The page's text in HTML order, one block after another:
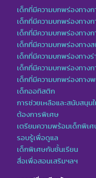
เด็กที่มีความบกพร่องทางก
เด็กที่มีความบกพร่องทางก
เด็กที่มีความบกพร่องทาง
เด็กที่มีความบกพร่องทา
เด็กที่มีความบกพร่องทางร่
เด็กที่มีความบกพร่องทางก
เด็กที่มีความบกพร่องทาง
เด็กออทิสติก
การช่วยเหลือและสนับสนุน
ต้องการพิเศษ
เตรียมความพร้อมเด็กพิเศ
รอบรู้เพื่อดูแล
เด็กพิเศษกับชั้นเรียน
สื่อเพื่อสอนเสริมฯลฯ